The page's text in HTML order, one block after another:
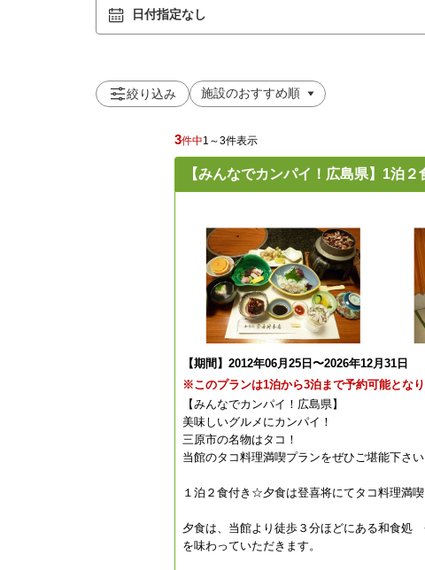
日付指定なし
絞り込み
3件中1～3件表示
【みんなでカンパイ！広島県】1泊
【期間】2012年06月25日〜2026年12月31日
※このプランは1泊から3泊まで予約可能となり
【みんなでカンパイ！広島県】
美味しいグルメにカンパイ！
三原市の名物はタコ！
当館のタコ料理満喫プランをぜひご堪能下さ
１泊２食付き☆夕食は登喜将にてタコ料理満喫
夕食は、当館より徒歩３分ほどにある和食処
を味わっていただきます。